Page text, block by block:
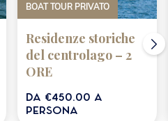
BOAT TOUR PRIVATO
Residenze storiche
del centrolago – 2
ORE
da €450.00 a
persona